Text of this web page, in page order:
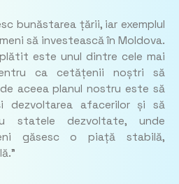
bunăstarea țării, iar exemplul
să investească în Moldova.
este unul dintre cele mai
ca cetățenii noștri să
aceea planul nostru este să
dezvoltarea afacerilor și să
statele dezvoltate, unde
găsesc o piață stabilă,